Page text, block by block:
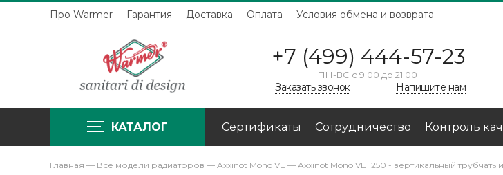
Про Warmer Гарантия Доставка Оплата Условия обмена и возврата
+7 (499) 444-57-23
ПН-ВС с 9:00 до 21:00
Заказать звонок Напишите нам
КАТАЛОГ Сертификаты Сотрудничество Контроль
Главная — Все модели радиаторов — Axxinot Mono VE — Axxinot Mono VE 1250 - вертикальный